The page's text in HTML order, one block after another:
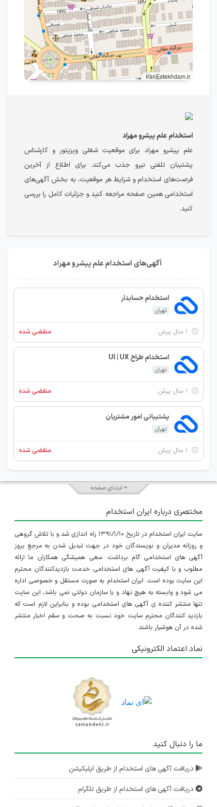
IranEstekhdam.ir
استخدام علم پیشرو مهراد
علم پیشرو مهراد برای موقعیت شغلی ویزیتور و کارشناس
پشتیبان تلفنی نیرو جذب می‌کند. برای اطلاع از آخرین
فرصت‌های استخدام و شرایط هر موقعیت، به بخش آگهی‌های
استخدامی همین صفحه مراجعه کنید و جزئیات کامل را بررسی
کنید.
آگهی‌های استخدام علم پیشرو مهراد
استخدام حسابدار
تهران
منقضی شده
استخدام طراح UI | UX
تهران
منقضی شده
پشتیبانی امور مشتریان
تهران
منقضی شده
ابتدای صفحه
مختصری درباره ایران استخدام
سایت ایران استخدام در تاریخ ۱۳۹۱/۱/۱۰ راه اندازی شد و با تلاش گروهی
و روزانه مدیران و نویسندگان خود در جهت تبدیل شدن به مرجع بروز
آگهی های استخدامی گام برداشت. سعی همیشگی همکاران ما ارائه
مطلوب و با کیفیت آگهی های استخدامی خدمت بازدیدکنندگان محترم
این سایت بوده است. ایران استخدام به صورت مستقل و خصوصی اداره
می شود و وابسته به هیچ نهاد و یا سازمان دولتی نمی باشد، این سایت
تنها منتشر کننده ی آگهی های استخدامی بوده و بنابراین لازم است که
بازدید کنندگان محترم سایت خود نسبت به صحت و سقم اخبار منتشر
شده در آن هوشیار باشند.
نماد اعتماد الکترونیکی
ما را دنبال کنید
دریافت آگهی های استخدام از طریق اپلیکیشن
دریافت آگهی های استخدام از طریق تلگرام